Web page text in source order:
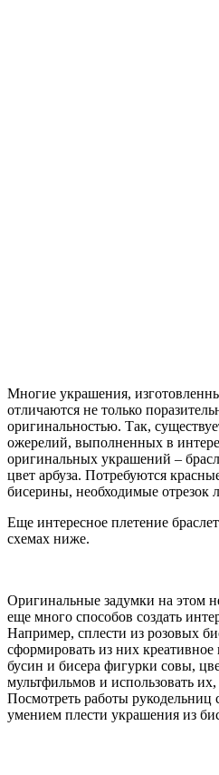
Многие украшения,
отличаются не только
оригинальностью. Так,
ожерелий, выполненных в
оригинальных украшений –
цвет арбуза. Потребуются
бисерины, необходимые отрезок
Еще интересное плетение
схемах ниже.
Оригинальные задумки на этом
еще много способов создать
Например, сплести из розовых
сформировать из них
бусин и бисера фигурки совы,
мультфильмов и использовать
Посмотреть работы
умением плести украшения из